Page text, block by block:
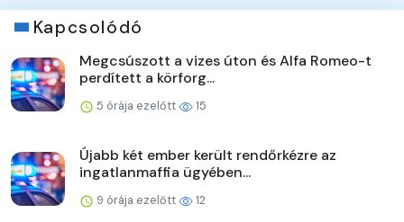
Kapcsolódó
Megcsúszott a vizes úton és Alfa Romeo-t
perdített a körforg...
5 órája ezelőtt 15
Újabb két ember került rendőrkézre az
ingatlanmaffia ügyében...
9 órája ezelőtt 12